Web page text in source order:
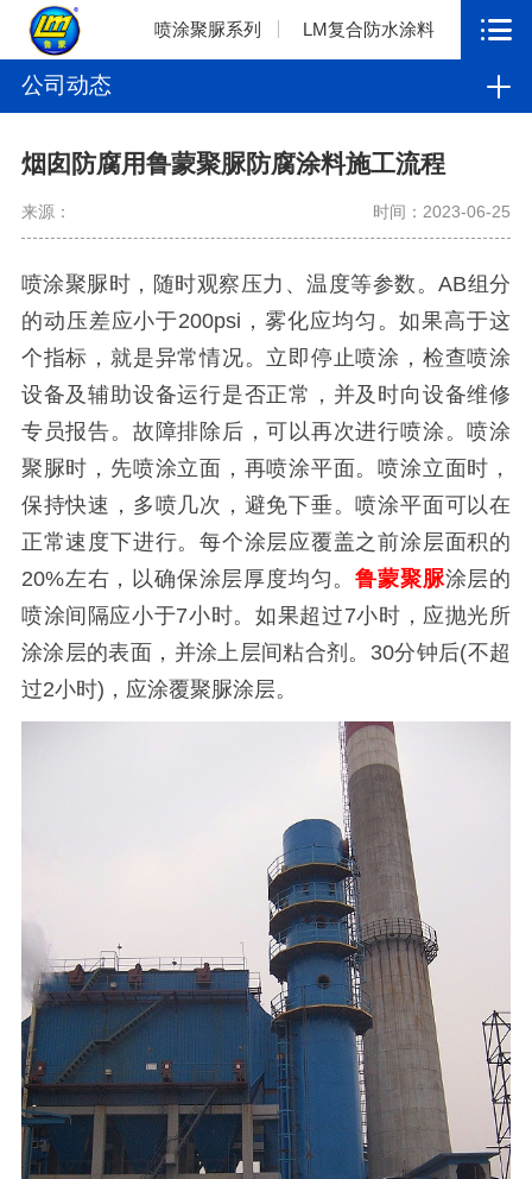
喷涂聚脲系列 LM复合防水涂料
公司动态
烟囱防腐用鲁蒙聚脲防腐涂料施工流程
来源： 时间：2023-06-25
喷涂聚脲时，随时观察压力、温度等参数。AB组分
的动压差应小于200psi，雾化应均匀。如果高于这
个指标，就是异常情况。立即停止喷涂，检查喷涂
设备及辅助设备运行是否正常，并及时向设备维修
专员报告。故障排除后，可以再次进行喷涂。喷涂
聚脲时，先喷涂立面，再喷涂平面。喷涂立面时，
保持快速，多喷几次，避免下垂。喷涂平面可以在
正常速度下进行。每个涂层应覆盖之前涂层面积的
20%左右，以确保涂层厚度均匀。鲁蒙聚脲涂层的
喷涂间隔应小于7小时。如果超过7小时，应抛光所
涂涂层的表面，并涂上层间粘合剂。30分钟后(不超
过2小时)，应涂覆聚脲涂层。